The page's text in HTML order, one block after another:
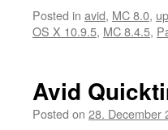
Posted in avid, MC 8.0,
OS X 10.9.5, MC 8.4.5,
Avid
Posted on 28. December